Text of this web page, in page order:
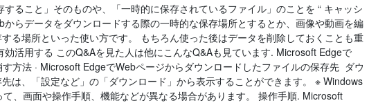
ること」そのものや、「一時的に保存されているファイル」のことを “ キャッシ
からデータをダウンロードする際の一時的な保存場所とするとか、画像や動画を編
る場所といった使い方です。 もちろん使った後はデータを削除しておくことも重
活用する このQ&Aを見た人は他にこんなQ&Aも見ています. Microsoft Edgeで
方法 · Microsoft EdgeでWebページからダウンロードしたファイルの保存先 ダウ
は、「設定など」の「ダウンロード」から表示することができます。 ※ Windows
、画面や操作手順、機能などが異なる場合があります。 操作手順. Microsoft